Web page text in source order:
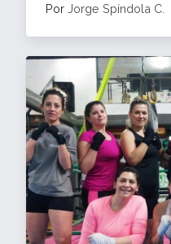
Por Jorge Spíndola C.